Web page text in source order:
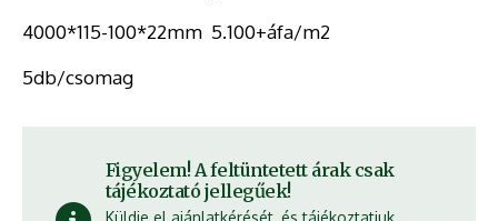
4000*115-100*22mm 5.100+áfa/m2
5db/csomag
Figyelem! A feltüntetett árak csak
tájékoztató jellegűek!